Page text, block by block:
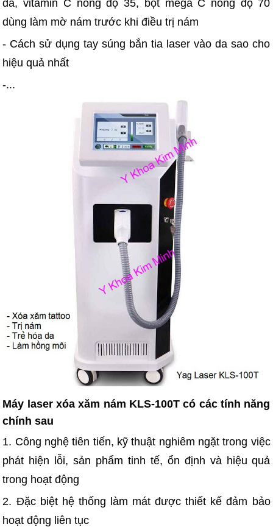
da, vitamin C nồng độ 35, bột mega C nồng độ 70
dùng làm mờ nám trước khi điều trị nám
- Cách sử dụng tay súng bắn tia laser vào da sao cho
hiệu quả nhất
-...
Máy laser xóa xăm nám KLS-100T có các tính năng
chính sau
1. Công nghệ tiên tiến, kỹ thuật nghiêm ngặt trong việc
phát hiện lỗi, sản phẩm tinh tế, ổn định và hiệu quả
trong hoạt động
2. Đặc biệt hệ thống làm mát được thiết kế đảm bảo
hoạt động liên tục